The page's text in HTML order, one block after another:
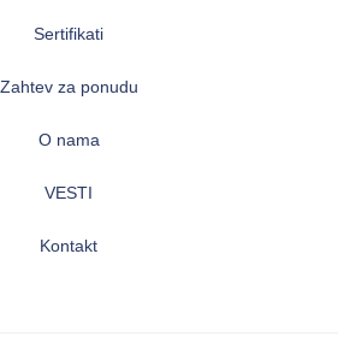
Sertifikati
Zahtev za ponudu
O nama
VESTI
Kontakt